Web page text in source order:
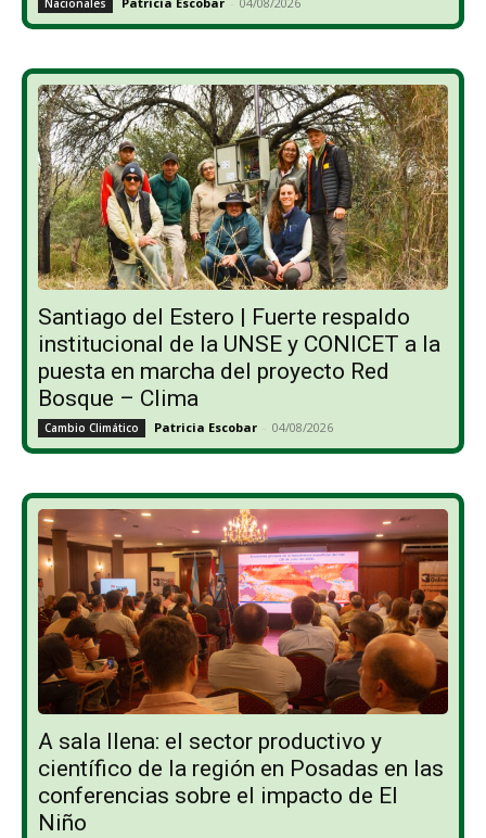
Nacionales
Santiago del Estero | Fuerte respaldo
institucional de la UNSE y CONICET a la
puesta en marcha del proyecto Red
Bosque – Clima
Cambio Climático Patricia Escobar - 04/08/2026
A sala llena: el sector productivo y
científico de la región en Posadas en las
conferencias sobre el impacto de El
Niño